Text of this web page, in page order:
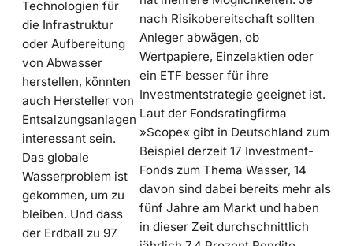
Technologien für
die Infrastruktur
oder Aufbereitung
von Abwasser
herstellen, könnten
auch Hersteller von
Entsalzungsanlagen
interessant sein.
Das globale
Wasserproblem ist
gekommen, um zu
bleiben. Und dass
der Erdball zu 97
nach Risikobereitschaft sollten
Anleger abwägen, ob
Wertpapiere, Einzelaktien oder
ein ETF besser für ihre
Investmentstrategie geeignet ist.
Laut der Fondsratingfirma
»Scope« gibt in Deutschland zum
Beispiel derzeit 17 Investment-
Fonds zum Thema Wasser, 14
davon sind dabei bereits mehr als
fünf Jahre am Markt und haben
in dieser Zeit durchschnittlich